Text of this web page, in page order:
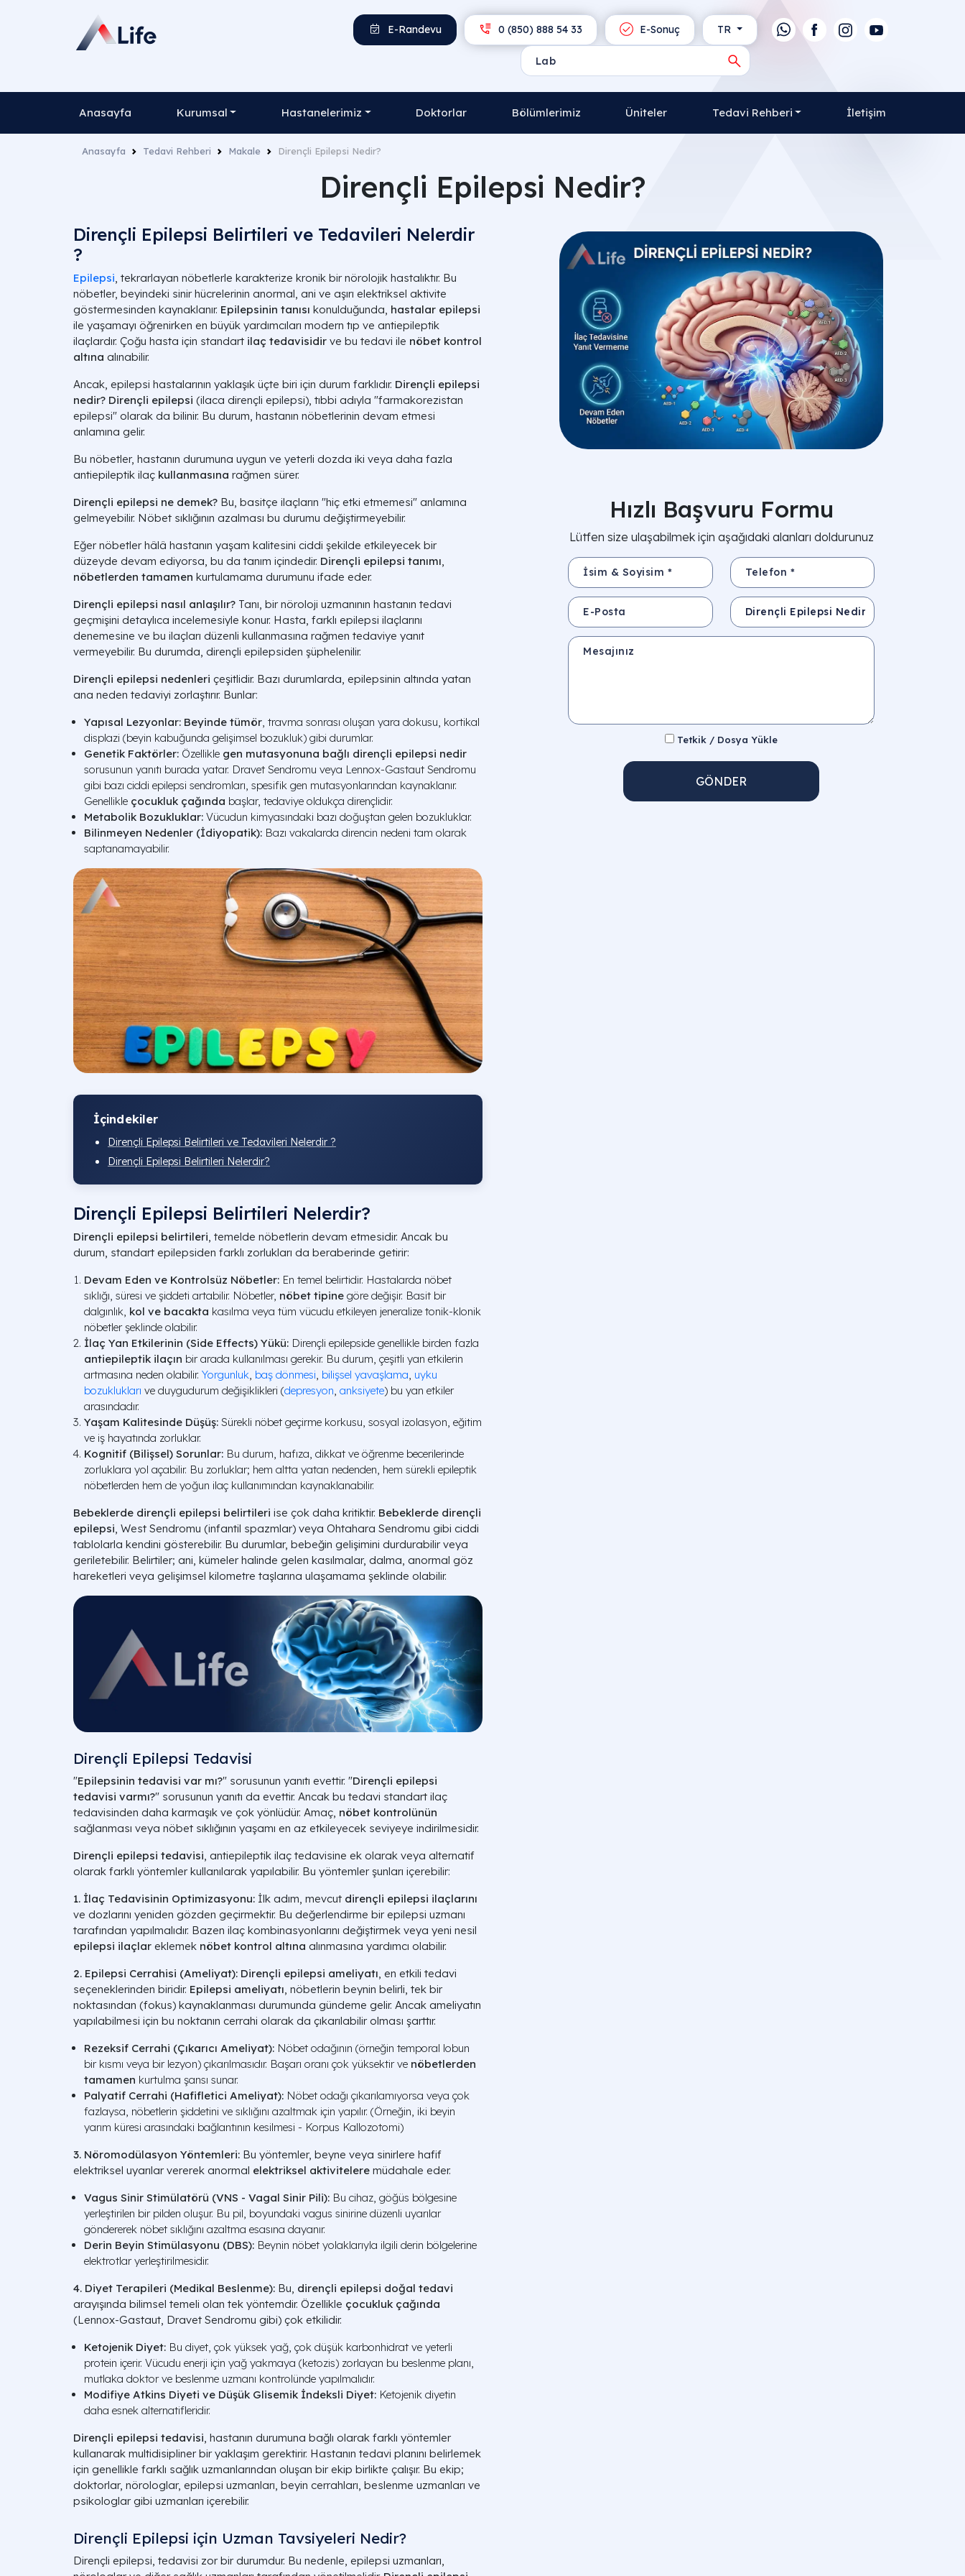
TR
E-Sonuç
0 (850) 888 54 33
E-Randevu
Anasayfa Kurumsal Hastanelerimiz Doktorlar Bölümlerimiz Üniteler Tedavi Rehberi İletişim
Anasayfa Tedavi Rehberi Makale Dirençli Epilepsi Nedir?
Dirençli Epilepsi Nedir?
Dirençli Epilepsi Belirtileri ve Tedavileri Nelerdir
?
Epilepsi, tekrarlayan nöbetlerle karakterize kronik bir nörolojik hastalıktır. Bu
nöbetler, beyindeki sinir hücrelerinin anormal, ani ve aşırı elektriksel aktivite
göstermesinden kaynaklanır. Epilepsinin tanısı konulduğunda, hastalar epilepsi
ile yaşamayı öğrenirken en büyük yardımcıları modern tıp ve antiepileptik
ilaçlardır. Çoğu hasta için standart ilaç tedavisidir ve bu tedavi ile nöbet kontrol
altına alınabilir.
Ancak, epilepsi hastalarının yaklaşık üçte biri için durum farklıdır. Dirençli epilepsi
nedir? Dirençli epilepsi (ilaca dirençli epilepsi), tıbbi adıyla "farmakorezistan
epilepsi" olarak da bilinir. Bu durum, hastanın nöbetlerinin devam etmesi
anlamına gelir.
Bu nöbetler, hastanın durumuna uygun ve yeterli dozda iki veya daha fazla
antiepileptik ilaç kullanmasına rağmen sürer.
Dirençli epilepsi ne demek? Bu, basitçe ilaçların "hiç etki etmemesi" anlamına
gelmeyebilir. Nöbet sıklığının azalması bu durumu değiştirmeyebilir.
Eğer nöbetler hâlâ hastanın yaşam kalitesini ciddi şekilde etkileyecek bir
düzeyde devam ediyorsa, bu da tanım içindedir. Dirençli epilepsi tanımı,
nöbetlerden tamamen kurtulamama durumunu ifade eder.
Dirençli epilepsi nasıl anlaşılır? Tanı, bir nöroloji uzmanının hastanın tedavi
geçmişini detaylıca incelemesiyle konur. Hasta, farklı epilepsi ilaçlarını
denemesine ve bu ilaçları düzenli kullanmasına rağmen tedaviye yanıt
vermeyebilir. Bu durumda, dirençli epilepsiden şüphelenilir.
Dirençli epilepsi nedenleri çeşitlidir. Bazı durumlarda, epilepsinin altında yatan
ana neden tedaviyi zorlaştırır. Bunlar:
Yapısal Lezyonlar: Beyinde tümör, travma sonrası oluşan yara dokusu, kortikal
displazi (beyin kabuğunda gelişimsel bozukluk) gibi durumlar.
Genetik Faktörler: Özellikle gen mutasyonuna bağlı dirençli epilepsi nedir
sorusunun yanıtı burada yatar. Dravet Sendromu veya Lennox-Gastaut Sendromu
gibi bazı ciddi epilepsi sendromları, spesifik gen mutasyonlarından kaynaklanır.
Genellikle çocukluk çağında başlar, tedaviye oldukça dirençlidir.
Metabolik Bozukluklar: Vücudun kimyasındaki bazı doğuştan gelen bozukluklar.
Bilinmeyen Nedenler (İdiyopatik): Bazı vakalarda direncin nedeni tam olarak
saptanamayabilir.
İçindekiler
Dirençli Epilepsi Belirtileri ve Tedavileri Nelerdir ?
Dirençli Epilepsi Belirtileri Nelerdir?
Dirençli Epilepsi Belirtileri Nelerdir?
Dirençli epilepsi belirtileri, temelde nöbetlerin devam etmesidir. Ancak bu
durum, standart epilepsiden farklı zorlukları da beraberinde getirir:
Devam Eden ve Kontrolsüz Nöbetler: En temel belirtidir. Hastalarda nöbet
sıklığı, süresi ve şiddeti artabilir. Nöbetler, nöbet tipine göre değişir. Basit bir
dalgınlık, kol ve bacakta kasılma veya tüm vücudu etkileyen jeneralize tonik-klonik
nöbetler şeklinde olabilir.
İlaç Yan Etkilerinin (Side Effects) Yükü: Dirençli epilepside genellikle birden fazla
antiepileptik ilaçın bir arada kullanılması gerekir. Bu durum, çeşitli yan etkilerin
artmasına neden olabilir. Yorgunluk, baş dönmesi, bilişsel yavaşlama, uyku
bozuklukları ve duygudurum değişiklikleri (depresyon, anksiyete) bu yan etkiler
arasındadır.
Yaşam Kalitesinde Düşüş: Sürekli nöbet geçirme korkusu, sosyal izolasyon, eğitim
ve iş hayatında zorluklar.
Kognitif (Bilişsel) Sorunlar: Bu durum, hafıza, dikkat ve öğrenme becerilerinde
zorluklara yol açabilir. Bu zorluklar; hem altta yatan nedenden, hem sürekli epileptik
nöbetlerden hem de yoğun ilaç kullanımından kaynaklanabilir.
Bebeklerde dirençli epilepsi belirtileri ise çok daha kritiktir. Bebeklerde dirençli
epilepsi, West Sendromu (infantil spazmlar) veya Ohtahara Sendromu gibi ciddi
tablolarla kendini gösterebilir. Bu durumlar, bebeğin gelişimini durdurabilir veya
geriletebilir. Belirtiler; ani, kümeler halinde gelen kasılmalar, dalma, anormal göz
hareketleri veya gelişimsel kilometre taşlarına ulaşamama şeklinde olabilir.
Dirençli Epilepsi Tedavisi
"Epilepsinin tedavisi var mı?" sorusunun yanıtı evettir. "Dirençli epilepsi
tedavisi varmı?" sorusunun yanıtı da evettir. Ancak bu tedavi standart ilaç
tedavisinden daha karmaşık ve çok yönlüdür. Amaç, nöbet kontrolünün
sağlanması veya nöbet sıklığının yaşamı en az etkileyecek seviyeye indirilmesidir.
Dirençli epilepsi tedavisi, antiepileptik ilaç tedavisine ek olarak veya alternatif
olarak farklı yöntemler kullanılarak yapılabilir. Bu yöntemler şunları içerebilir:
1. İlaç Tedavisinin Optimizasyonu: İlk adım, mevcut dirençli epilepsi ilaçlarını
ve dozlarını yeniden gözden geçirmektir. Bu değerlendirme bir epilepsi uzmanı
tarafından yapılmalıdır. Bazen ilaç kombinasyonlarını değiştirmek veya yeni nesil
epilepsi ilaçlar eklemek nöbet kontrol altına alınmasına yardımcı olabilir.
2. Epilepsi Cerrahisi (Ameliyat): Dirençli epilepsi ameliyatı, en etkili tedavi
seçeneklerinden biridir. Epilepsi ameliyatı, nöbetlerin beynin belirli, tek bir
noktasından (fokus) kaynaklanması durumunda gündeme gelir. Ancak ameliyatın
yapılabilmesi için bu noktanın cerrahi olarak da çıkarılabilir olması şarttır.
Rezeksif Cerrahi (Çıkarıcı Ameliyat): Nöbet odağının (örneğin temporal lobun
bir kısmı veya bir lezyon) çıkarılmasıdır. Başarı oranı çok yüksektir ve nöbetlerden
tamamen kurtulma şansı sunar.
Palyatif Cerrahi (Hafifletici Ameliyat): Nöbet odağı çıkarılamıyorsa veya çok
fazlaysa, nöbetlerin şiddetini ve sıklığını azaltmak için yapılır. (Örneğin, iki beyin
yarım küresi arasındaki bağlantının kesilmesi - Korpus Kallozotomi)
3. Nöromodülasyon Yöntemleri: Bu yöntemler, beyne veya sinirlere hafif
elektriksel uyarılar vererek anormal elektriksel aktivitelere müdahale eder.
Vagus Sinir Stimülatörü (VNS - Vagal Sinir Pili): Bu cihaz, göğüs bölgesine
yerleştirilen bir pilden oluşur. Bu pil, boyundaki vagus sinirine düzenli uyarılar
göndererek nöbet sıklığını azaltma esasına dayanır.
Derin Beyin Stimülasyonu (DBS): Beynin nöbet yolaklarıyla ilgili derin bölgelerine
elektrotlar yerleştirilmesidir.
4. Diyet Terapileri (Medikal Beslenme): Bu, dirençli epilepsi doğal tedavi
arayışında bilimsel temeli olan tek yöntemdir. Özellikle çocukluk çağında
(Lennox-Gastaut, Dravet Sendromu gibi) çok etkilidir.
Ketojenik Diyet: Bu diyet, çok yüksek yağ, çok düşük karbonhidrat ve yeterli
protein içerir. Vücudu enerji için yağ yakmaya (ketozis) zorlayan bu beslenme planı,
mutlaka doktor ve beslenme uzmanı kontrolünde yapılmalıdır.
Modifiye Atkins Diyeti ve Düşük Glisemik İndeksli Diyet: Ketojenik diyetin
daha esnek alternatifleridir.
Dirençli epilepsi tedavisi, hastanın durumuna bağlı olarak farklı yöntemler
kullanarak multidisipliner bir yaklaşım gerektirir. Hastanın tedavi planını belirlemek
için genellikle farklı sağlık uzmanlarından oluşan bir ekip birlikte çalışır. Bu ekip;
doktorlar, nörologlar, epilepsi uzmanları, beyin cerrahları, beslenme uzmanları ve
psikologlar gibi uzmanları içerebilir.
Dirençli Epilepsi için Uzman Tavsiyeleri Nedir?
Dirençli epilepsi, tedavisi zor bir durumdur. Bu nedenle, epilepsi uzmanları,
Hızlı Başvuru Formu
Lütfen size ulaşabilmek için aşağıdaki alanları doldurunuz
İsim & Soyisim * Telefon *
E-Posta Konu
Mesajınız
Tetkik / Dosya Yükle
GÖNDER